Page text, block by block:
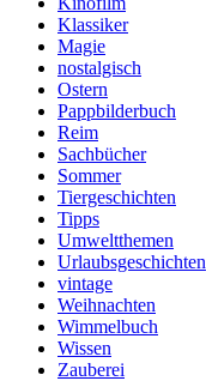
Klassiker
Magie
nostalgisch
Ostern
Pappbilderbuch
Reim
Sachbücher
Sommer
Tiergeschichten
Tipps
Umweltthemen
Urlaubsgeschichten
vintage
Weihnachten
Wimmelbuch
Wissen
Zauberei